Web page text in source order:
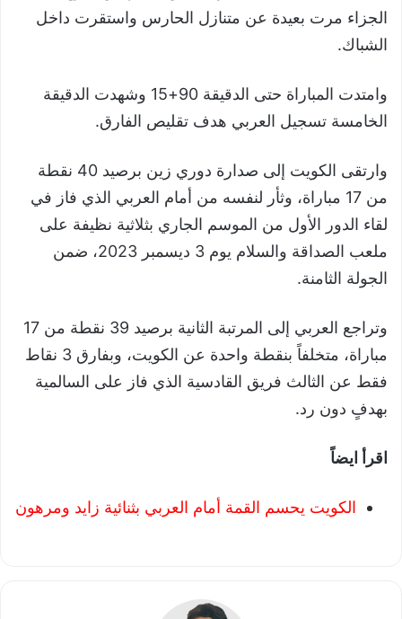
الجزاء مرت بعيدة عن متنازل الحارس واستقرت داخل
الشباك.
وامتدت المباراة حتى الدقيقة 90+15 وشهدت الدقيقة
الخامسة تسجيل العربي هدف تقليص الفارق.
وارتقى الكويت إلى صدارة دوري زين برصيد 40 نقطة
من 17 مباراة، وثأر لنفسه من أمام العربي الذي فاز في
لقاء الدور الأول من الموسم الجاري بثلاثية نظيفة على
ملعب الصداقة والسلام يوم 3 ديسمبر 2023، ضمن
الجولة الثامنة.
وتراجع العربي إلى المرتبة الثانية برصيد 39 نقطة من 17
مباراة، متخلفاً بنقطة واحدة عن الكويت، وبفارق 3 نقاط
فقط عن الثالث فريق القادسية الذي فاز على السالمية
بهدفٍ دون رد.
اقرأ ايضاً
الكويت يحسم القمة أمام العربي بثنائية زايد ومرهون